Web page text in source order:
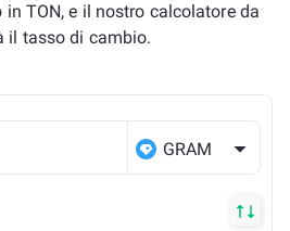
TON, e il nostro calcolatore da
il tasso di cambio.
GRAM